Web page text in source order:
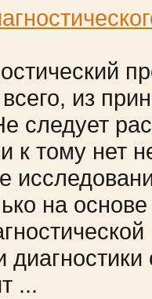
из
следует
к тому нет
на
...